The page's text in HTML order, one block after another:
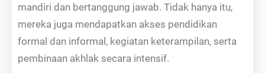
mandiri dan bertanggung jawab. Tidak hanya itu,
mereka juga mendapatkan akses pendidikan
formal dan informal, kegiatan keterampilan, serta
pembinaan akhlak secara intensif.